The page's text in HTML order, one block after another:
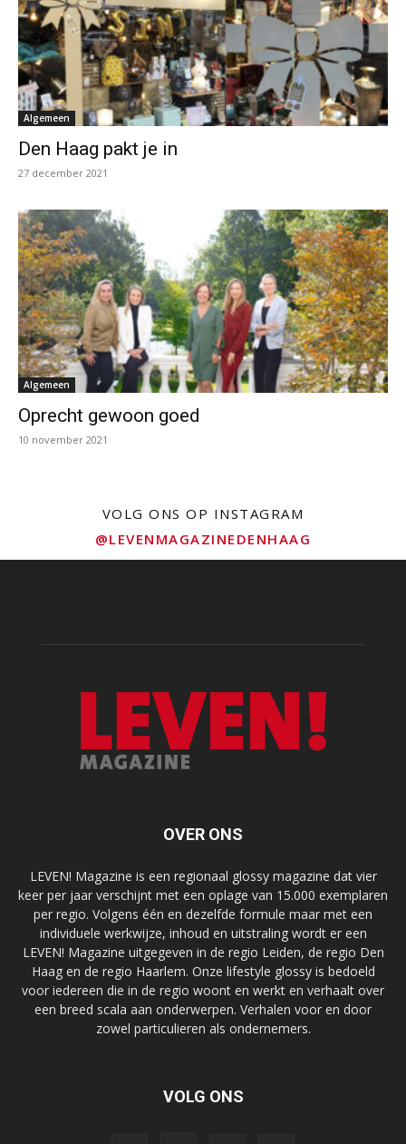
Algemeen
Den Haag pakt je in
27 december 2021
Algemeen
Oprecht gewoon goed
10 november 2021
VOLG ONS OP INSTAGRAM
@LEVENMAGAZINEDENHAAG
OVER ONS
LEVEN! Magazine is een regionaal glossy magazine dat vier
keer per jaar verschijnt met een oplage van 15.000 exemplaren
per regio. Volgens één en dezelfde formule maar met een
individuele werkwijze, inhoud en uitstraling wordt er een
LEVEN! Magazine uitgegeven in de regio Leiden, de regio Den
Haag en de regio Haarlem. Onze lifestyle glossy is bedoeld
voor iedereen die in de regio woont en werkt en verhaalt over
een breed scala aan onderwerpen. Verhalen voor en door
zowel particulieren als ondernemers.
VOLG ONS